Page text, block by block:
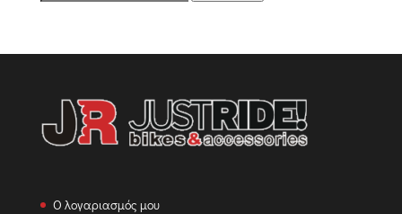
Ο λογαριασμός μου